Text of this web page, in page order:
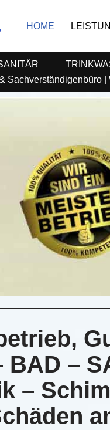
HOME
Sachverständigenbüro
BAD –
–